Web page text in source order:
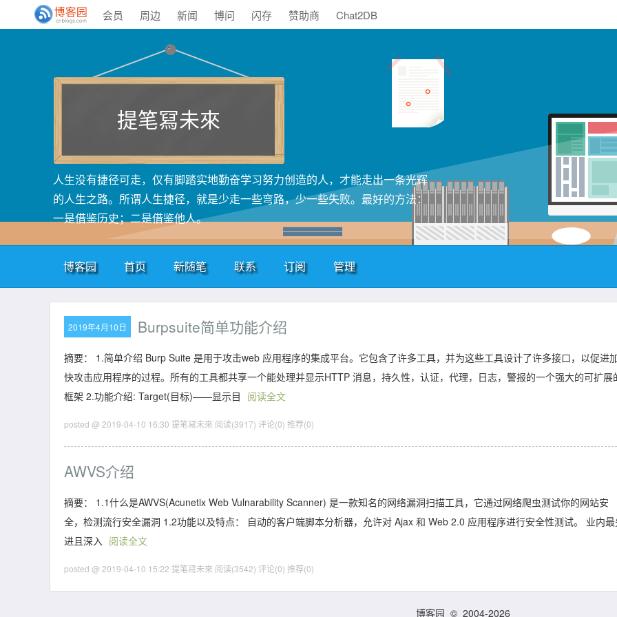
会员 周边 新闻 博问 闪存 赞助商 Chat2DB
提笔冩未來
人生没有捷径可走，仅有脚踏实地勤奋学习努力创造的人，才能走出一条光辉
的人生之路。所谓人生捷径，就是少走一些弯路，少一些失败。最好的方法：
一是借鉴历史；二是借鉴他人。
博客园 首页 新随笔 联系 订阅 管理
2019年4月10日 Burpsuite简单功能介绍
摘要： 1.简单介绍 Burp Suite 是用于攻击web 应用程序的集成平台。它包含了许多工具，并为这些工具设计了许多接口，以促进
快攻击应用程序的过程。所有的工具都共享一个能处理并显示HTTP 消息，持久性，认证，代理，日志，警报的一个强大的可扩展
框架 2.功能介绍: Target(目标)——显示目 阅读全文
posted @ 2019-04-10 16:30 提笔冩未來 阅读(3917) 评论(0) 推荐(0)
AWVS介绍
摘要： 1.1什么是AWVS(Acunetix Web Vulnarability Scanner) 是一款知名的网络漏洞扫描工具，它通过网络爬虫测试你的网站安
全，检测流行安全漏洞 1.2功能以及特点： 自动的客户端脚本分析器，允许对 Ajax 和 Web 2.0 应用程序进行安全性测试。 业内
进且深入 阅读全文
posted @ 2019-04-10 15:22 提笔冩未來 阅读(3542) 评论(0) 推荐(0)
博客园 © 2004-2026